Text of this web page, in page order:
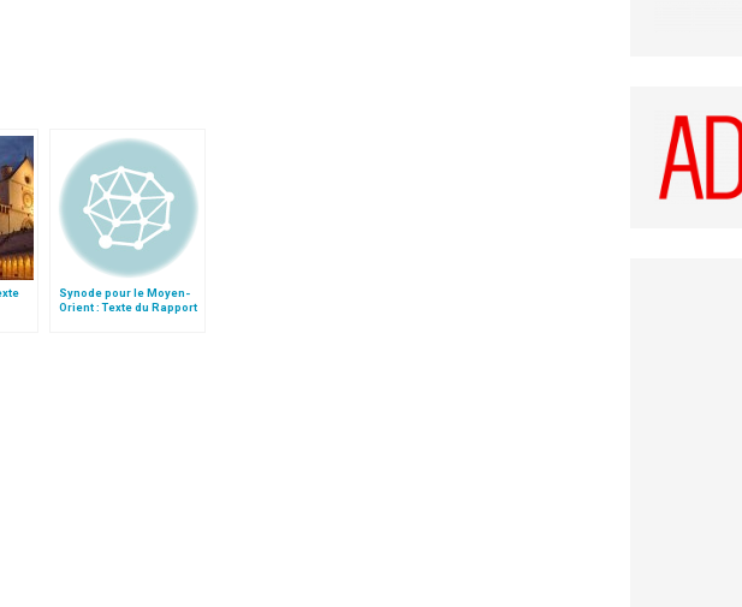
Synode pour le Moyen-
Orient : Texte du Rapport